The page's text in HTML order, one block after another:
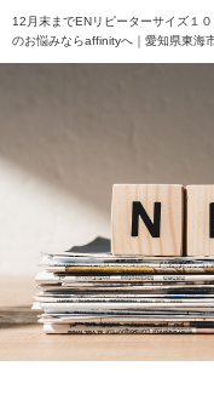
12月末までENリピーターサイズ１
のお悩みならaffinityへ｜愛知県東海